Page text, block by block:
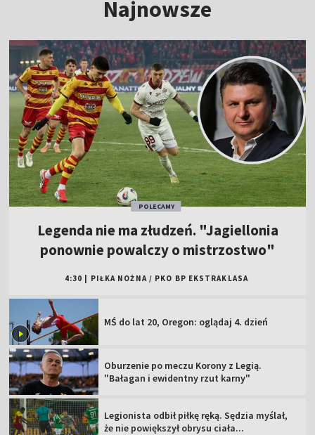
Najnowsze
POLECAMY
Legenda nie ma złudzeń. "Jagiellonia
ponownie powalczy o mistrzostwo"
4:30 PIŁKA NOŻNA / PKO BP EKSTRAKLASA
MŚ do lat 20, Oregon: oglądaj 4. dzień
Oburzenie po meczu Korony z Legią.
"Bałagan i ewidentny rzut karny"
Legionista odbił piłkę ręką. Sędzia myślał,
że nie powiększył obrysu ciała...